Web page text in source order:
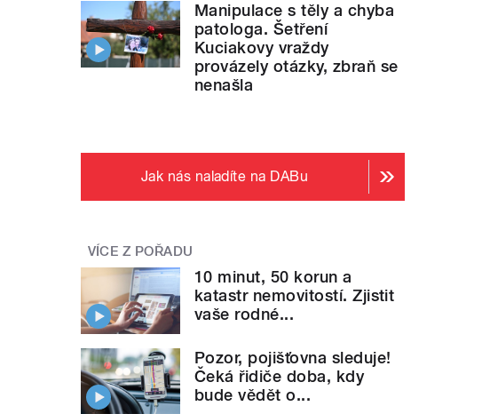
Manipulace s těly a chyba
patologa. Šetření
Kuciakovy vraždy
provázely otázky, zbraň se
nenašla
Jak nás naladíte na DABu
VÍCE Z POŘADU
10 minut, 50 korun a
katastr nemovitostí. Zjistit
vaše rodné...
Pozor, pojišťovna sleduje!
Čeká řidiče doba, kdy
bude vědět o...